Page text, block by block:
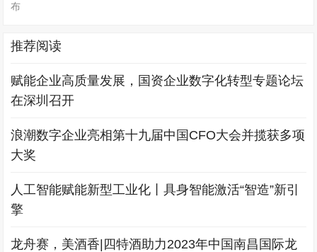
布
推荐阅读
赋能企业高质量发展，国资企业数字化转型专题论坛
在深圳召开
浪潮数字企业亮相第十九届中国CFO大会并揽获多项
大奖
人工智能赋能新型工业化丨具身智能激活“智造”新引
擎
龙舟赛，美酒香|四特酒助力2023年中国南昌国际龙